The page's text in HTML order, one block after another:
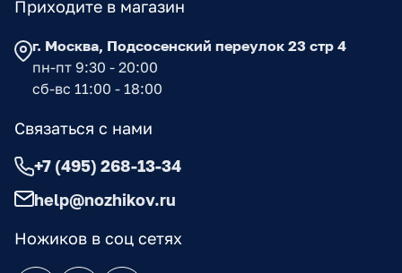
Ножиков в соц сетях
Приходите в магазин
г. Москва, Подсосенский переулок 23 стр 4
пн-пт 9:30 - 20:00
сб-вс 11:00 - 18:00
Связаться с нами
+7 (495) 268-13-34
help@nozhikov.ru